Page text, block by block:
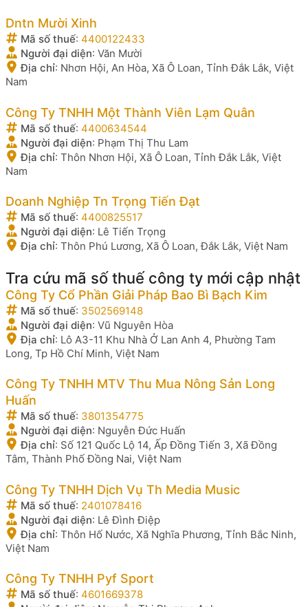
Dntn Mười Xinh
Mã số thuế: 4400122433
Người đại diện: Văn Mười
Địa chỉ: Nhơn Hội, An Hòa, Xã Ô Loan, Tỉnh Đắk Lắk, Việt
Nam
Công Ty TNHH Một Thành Viên Lạm Quân
Mã số thuế: 4400634544
Người đại diện: Phạm Thị Thu Lam
Địa chỉ: Thôn Nhơn Hội, Xã Ô Loan, Tỉnh Đắk Lắk, Việt
Nam
Doanh Nghiệp Tn Trọng Tiến Đạt
Mã số thuế: 4400825517
Người đại diện: Lê Tiến Trọng
Địa chỉ: Thôn Phú Lương, Xã Ô Loan, Đắk Lắk, Việt Nam
Tra cứu mã số thuế công ty mới cập nhật
Công Ty Cổ Phần Giải Pháp Bao Bì Bạch Kim
Mã số thuế: 3502569148
Người đại diện: Vũ Nguyên Hòa
Địa chỉ: Lô A3-11 Khu Nhà Ở Lan Anh 4, Phường Tam
Long, Tp Hồ Chí Minh, Việt Nam
Công Ty TNHH MTV Thu Mua Nông Sản Long
Huấn
Mã số thuế: 3801354775
Người đại diện: Nguyễn Đức Huấn
Địa chỉ: Số 121 Quốc Lộ 14, Ấp Đồng Tiến 3, Xã Đồng
Tâm, Thành Phố Đồng Nai, Việt Nam
Công Ty TNHH Dịch Vụ Th Media Music
Mã số thuế: 2401078416
Người đại diện: Lê Đình Điệp
Địa chỉ: Thôn Hố Nước, Xã Nghĩa Phương, Tỉnh Bắc Ninh,
Việt Nam
Công Ty TNHH Pyf Sport
Mã số thuế: 4601669378